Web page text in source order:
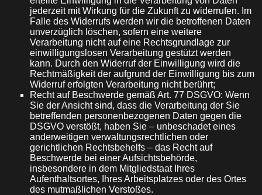
jederzeit mit Wirkung für die Zukunft zu widerrufen. Im
Falle des Widerrufs werden wir die betroffenen Daten
unverzüglich löschen, sofern eine weitere
Verarbeitung nicht auf eine Rechtsgrundlage zur
einwilligungslosen Verarbeitung gestützt werden
kann. Durch den Widerruf der Einwilligung wird die
Rechtmäßigkeit der aufgrund der Einwilligung bis zum
Widerruf erfolgten Verarbeitung nicht berührt;
Recht auf Beschwerde gemäß Art. 77 DSGVO: Wenn
Sie der Ansicht sind, dass die Verarbeitung der Sie
betreffenden personenbezogenen Daten gegen die
DSGVO verstößt, haben Sie – unbeschadet eines
anderweitigen verwaltungsrechtlichen oder
gerichtlichen Rechtsbehelfs – das Recht auf
Beschwerde bei einer Aufsichtsbehörde,
insbesondere in dem Mitgliedstaat Ihres
Aufenthaltsortes, Ihres Arbeitsplatzes oder des Ortes
des mutmaßlichen Verstoßes.